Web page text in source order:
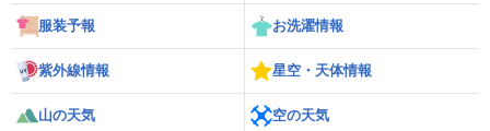
服装予報 お洗濯情報
紫外線情報 星空・天体情報
山の天気 空の天気